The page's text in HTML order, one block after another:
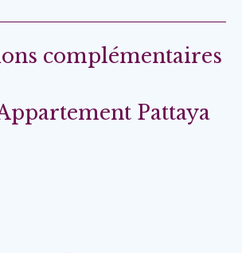
complémentaires
Pattaya